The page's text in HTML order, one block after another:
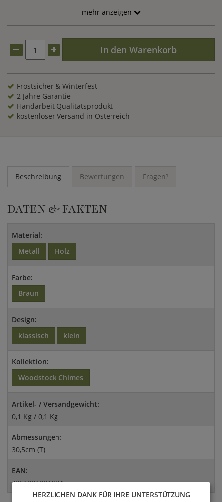
Alle Klangspiele werden präzisionsgestimmt, erhalten eine
lebenslange Stimmgarantie und sind garantiert
Amulett und verhilft zu innerer Ruhe und Ausgeglichenheit.
mehr anzeigen
In den Warenkorb
Frostsicher & Winterfest
2 Jahre Garantie
Handarbeit Qualitätsprodukt
kostenloser Versand in Österreich
Beschreibung Bewertungen Fragen?
DATEN & FAKTEN
Material:
Metall
Holz
Farbe:
Braun
Design:
klassisch
klein
Kollektion:
Woodstock Chimes
Artikel- / Versandgewicht:
0,1 Kg / 0,1 Kg
Abmessungen:
30,5cm (T)
EAN:
4056026021884
HERZLICHEN DANK FÜR IHRE UNTERSTÜTZUNG